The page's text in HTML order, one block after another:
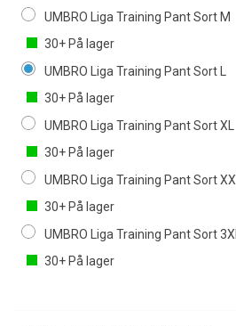
UMBRO Liga Training Pant Sort M
30+ På lager
UMBRO Liga Training Pant Sort L
30+ På lager
UMBRO Liga Training Pant Sort XL
30+ På lager
UMBRO Liga Training Pant Sort XXL
30+ På lager
UMBRO Liga Training Pant Sort 3XL
30+ På lager